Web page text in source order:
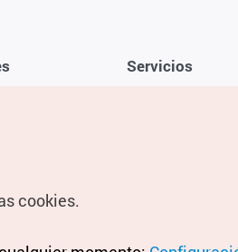
Servicios
cookies.